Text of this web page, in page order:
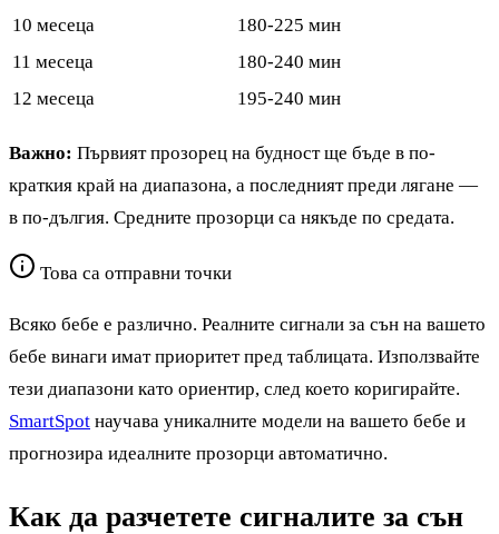
10 месеца
180-225 мин
11 месеца
180-240 мин
12 месеца
195-240 мин
Важно: Първият прозорец на будност ще бъде в по-
краткия край на диапазона, а последният преди лягане —
в по-дългия. Средните прозорци са някъде по средата.
Това са отправни точки
Всяко бебе е различно. Реалните сигнали за сън на вашето
бебе винаги имат приоритет пред таблицата. Използвайте
тези диапазони като ориентир, след което коригирайте.
SmartSpot научава уникалните модели на вашето бебе и
прогнозира идеалните прозорци автоматично.
Как да разчетете сигналите за сън